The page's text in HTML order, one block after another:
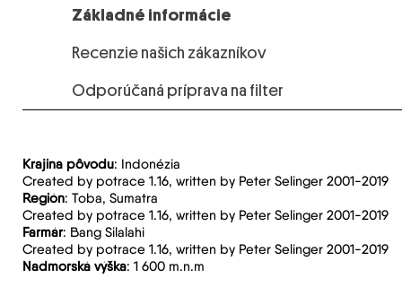
Základné informácie
Recenzie našich zákazníkov
Odporúčaná príprava na filter
Krajina pôvodu: Indonézia
Created by potrace 1.16, written by Peter Selinger 2001-2019
Región: Toba, Sumatra
Created by potrace 1.16, written by Peter Selinger 2001-2019
Farmár: Bang Silalahi
Created by potrace 1.16, written by Peter Selinger 2001-2019
Nadmorská výška: 1 600 m.n.m